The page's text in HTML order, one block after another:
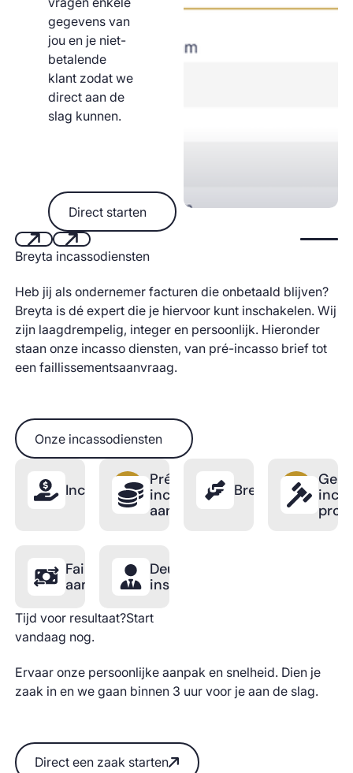
gegevens van
jou en je niet-
betalende
klant zodat we
direct aan de
slag kunnen.
Direct starten
Direct starten
Next Next
Breyta incassodiensten
Heb jij als ondernemer facturen die onbetaald blijven?
Breyta is dé expert die je hiervoor kunt inschakelen. Wij
zijn laagdrempelig, integer en persoonlijk. Hieronder
staan onze incasso diensten, van pré-incasso brief tot
een faillissementsaanvraag.
Onze incassodiensten
Onze incassodiensten
Incassotraject
Pré-
incasso
aanmaning
BreytaPro
Faillissements
aanvraag
Deurwaarder
inschakelen
Tijd voor resultaat?Start
vandaag nog.
Ervaar onze persoonlijke aanpak en snelheid. Dien je
zaak in en we gaan binnen 3 uur voor je aan de slag.
Direct een zaak starten
Direct een zaak starten